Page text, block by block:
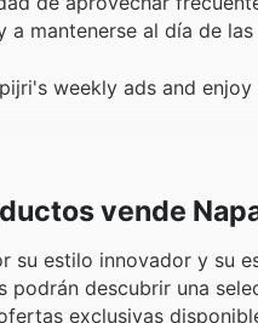
a mantenerse al día de
weekly ads and
vende
su estilo innovador y su
descubrir una
exclusivas